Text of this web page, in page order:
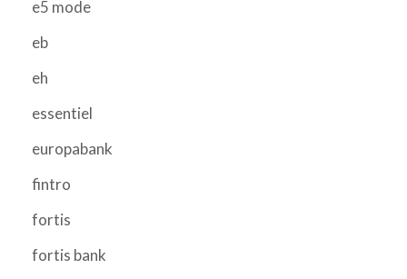
e5 mode
eb
eh
essentiel
europabank
fintro
fortis
fortis bank